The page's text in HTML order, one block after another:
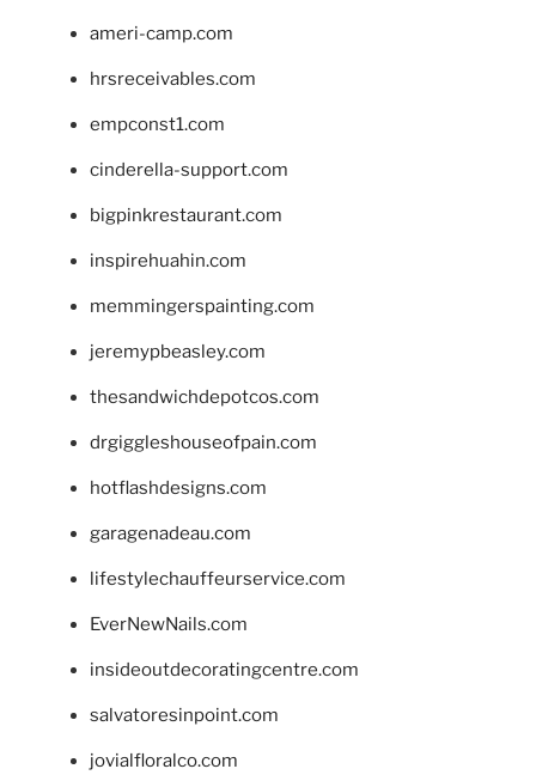
ameri-camp.com
hrsreceivables.com
empconst1.com
cinderella-support.com
bigpinkrestaurant.com
inspirehuahin.com
memmingerspainting.com
jeremypbeasley.com
thesandwichdepotcos.com
drgiggleshouseofpain.com
hotflashdesigns.com
garagenadeau.com
lifestylechauffeurservice.com
EverNewNails.com
insideoutdecoratingcentre.com
salvatoresinpoint.com
jovialfloralco.com